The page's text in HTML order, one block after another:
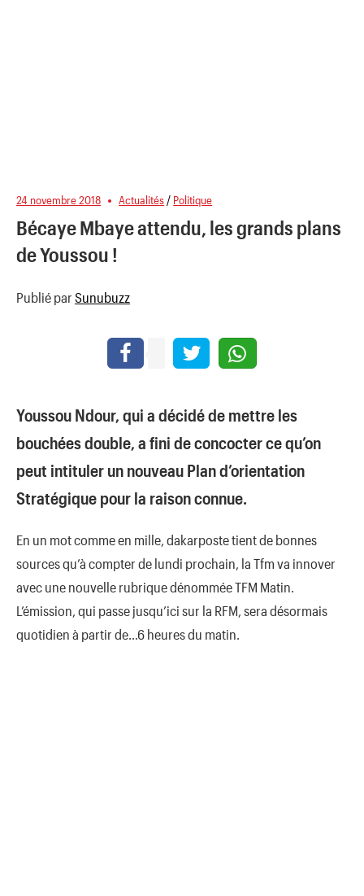
24 novembre 2018 Actualités / Politique
Bécaye Mbaye attendu, les grands plans
de Youssou !
Publié par Sunubuzz
Youssou Ndour, qui a décidé de mettre les
bouchées double, a fini de concocter ce qu’on
peut intituler un nouveau Plan d’orientation
Stratégique pour la raison connue.
En un mot comme en mille, dakarposte tient de bonnes
sources qu’à compter de lundi prochain, la Tfm va innover
avec une nouvelle rubrique dénommée TFM Matin.
L’émission, qui passe jusqu’ici sur la RFM, sera désormais
quotidien à partir de…6 heures du matin.